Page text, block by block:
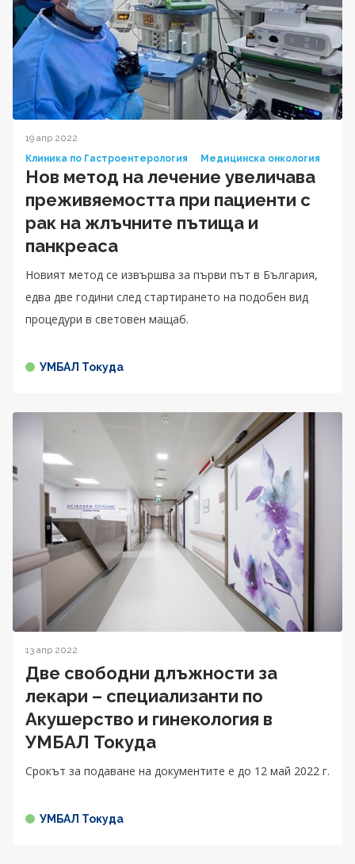
19 апр 2022
Клиника по Гастроентерология
Медицинска онкология
Нов метод на лечение увеличава
преживяемостта при пациенти с
рак на жлъчните пътища и
панкреаса
Новият метод се извършва за първи път в България,
едва две години след стартирането на подобен вид
процедури в световен мащаб.
УМБАЛ Токуда
13 апр 2022
Две свободни длъжности за
лекари – специализанти по
Акушерство и гинекология в
УМБАЛ Токуда
Срокът за подаване на документите е до 12 май 2022 г.
УМБАЛ Токуда